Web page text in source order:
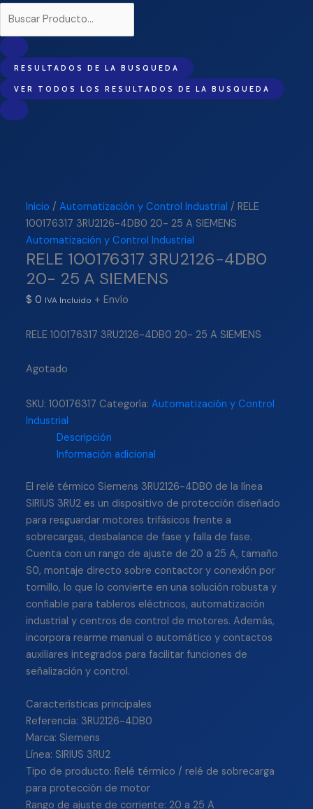
RESULTADOS DE LA BUSQUEDA
VER TODOS LOS RESULTADOS DE LA BUSQUEDA
Inicio /Automatización y Control Industrial / RELE
100176317 3RU2126-4DB0 20- 25 A SIEMENS
Automatización y Control Industrial
RELE 100176317 3RU2126-4DB0
20- 25 A SIEMENS
$ 0 IVA Incluido + Envío
RELE 100176317 3RU2126-4DB0 20- 25 A SIEMENS
Agotado
SKU:100176317 Categoría:Automatización y Control
Industrial
Descripción
Información adicional
El relé térmico Siemens 3RU2126-4DB0 de la línea
SIRIUS 3RU2 es un dispositivo de protección diseñado
para resguardar motores trifásicos frente a
sobrecargas, desbalance de fase y falla de fase.
Cuenta con un rango de ajuste de 20 a 25 A, tamaño
S0, montaje directo sobre contactor y conexión por
tornillo, lo que lo convierte en una solución robusta y
confiable para tableros eléctricos, automatización
industrial y centros de control de motores. Además,
incorpora rearme manual o automático y contactos
auxiliares integrados para facilitar funciones de
señalización y control.
Características principales
Referencia: 3RU2126-4DB0
Marca: Siemens
Línea: SIRIUS 3RU2
Tipo de producto: Relé térmico / relé de sobrecarga
para protección de motor
Rango de ajuste de corriente: 20 a 25 A